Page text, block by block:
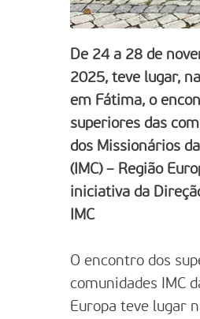
De 24 a 28 de
2025, teve lugar,
em Fátima, o
superiores das
dos Missionários
(IMC) – Região
iniciativa da
IMC
O encontro dos
comunidades IMC
Europa teve lugar